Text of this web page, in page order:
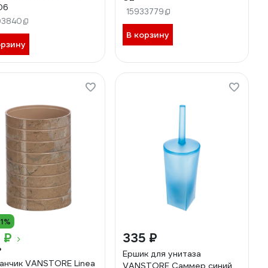
15933779
В корзину
₽
VANSTORE Linea
335 ₽
Ершик для унитаза
VANSTORE Саммер синий